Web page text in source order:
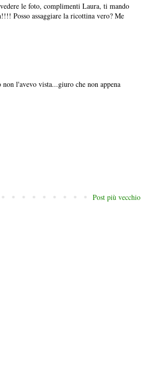
le foto, complimenti Laura, ti mando
Posso assaggiare la ricottina vero? Me
l'avevo vista...giuro che non appena
Post più vecchio